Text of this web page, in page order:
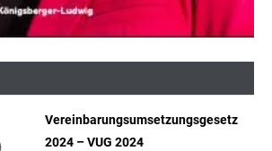
Vereinbarungsumsetzungsgesetz
2024 – VUG 2024